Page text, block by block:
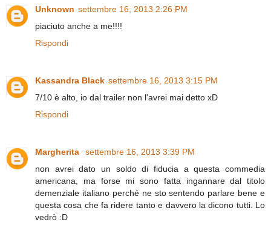
Unknown settembre 16, 2013 2:26 PM
piaciuto anche a me!!!!
Rispondi
Kassandra Black settembre 16, 2013 3:15 PM
7/10 è alto, io dal trailer non l'avrei mai detto xD
Rispondi
Margherita
settembre 16, 2013 3:39 PM
non avrei dato un soldo di fiducia a questa commedia
americana, ma forse mi sono fatta ingannare dal titolo
demenziale italiano perché ne sto sentendo parlare bene e
questa cosa che fa ridere tanto e davvero la dicono tutti. Lo
vedrò :D